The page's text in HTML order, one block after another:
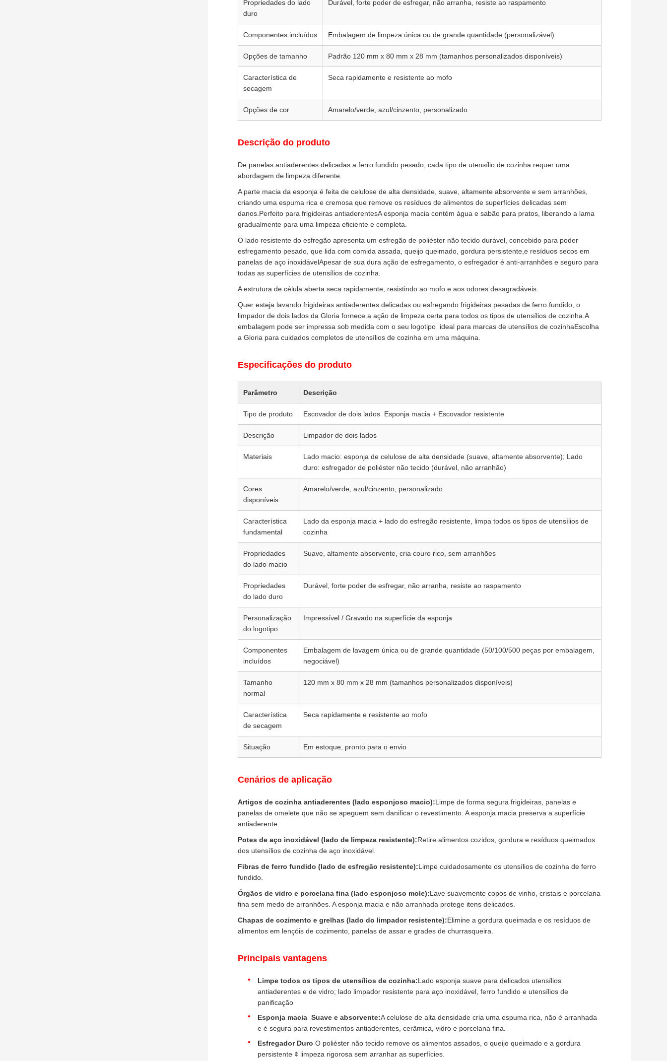
Propriedades do lado
duro
Durável, forte poder de esfregar, não arranha, resiste ao raspamento
Componentes incluídos Embalagem de limpeza única ou de grande quantidade (personalizável)
Opções de tamanho Padrão 120 mm x 80 mm x 28 mm (tamanhos personalizados disponíveis)
Característica de
secagem
Seca rapidamente e resistente ao mofo
Opções de cor Amarelo/verde, azul/cinzento, personalizado
Descrição do produto
De panelas antiaderentes delicadas a ferro fundido pesado, cada tipo de utensílio de cozinha requer uma
abordagem de limpeza diferente.
A parte macia da esponja é feita de celulose de alta densidade, suave, altamente absorvente e sem arranhões,
criando uma espuma rica e cremosa que remove os resíduos de alimentos de superfícies delicadas sem
danos.Perfeito para frigideiras antiaderentesA esponja macia contém água e sabão para pratos, liberando a lama
gradualmente para uma limpeza eficiente e completa.
O lado resistente do esfregão apresenta um esfregão de poliéster não tecido durável, concebido para poder
esfregamento pesado, que lida com comida assada, queijo queimado, gordura persistente,e resíduos secos em
panelas de aço inoxidávelApesar de sua dura ação de esfregamento, o esfregador é anti-arranhões e seguro para
todas as superfícies de utensílios de cozinha.
A estrutura de célula aberta seca rapidamente, resistindo ao mofo e aos odores desagradáveis.
Quer esteja lavando frigideiras antiaderentes delicadas ou esfregando frigideiras pesadas de ferro fundido, o
limpador de dois lados da Gloria fornece a ação de limpeza certa para todos os tipos de utensílios de cozinha.A
embalagem pode ser impressa sob medida com o seu logotipo ️ ideal para marcas de utensílios de cozinhaEscolha
a Gloria para cuidados completos de utensílios de cozinha em uma máquina.
Especificações do produto
Parâmetro Descrição
Tipo de produto Escovador de dois lados ️ Esponja macia + Escovador resistente
Descrição Limpador de dois lados
Materiais
Lado macio: esponja de celulose de alta densidade (suave, altamente absorvente); Lado
duro: esfregador de poliéster não tecido (durável, não arranhão)
Cores
disponíveis
Amarelo/verde, azul/cinzento, personalizado
Característica
fundamental
Lado da esponja macia + lado do esfregão resistente, limpa todos os tipos de utensílios de
cozinha
Propriedades
do lado macio
Suave, altamente absorvente, cria couro rico, sem arranhões
Propriedades
do lado duro
Durável, forte poder de esfregar, não arranha, resiste ao raspamento
Personalização
do logotipo
Impressível / Gravado na superfície da esponja
Componentes
incluídos
Embalagem de lavagem única ou de grande quantidade (50/100/500 peças por embalagem,
negociável)
Tamanho
normal
120 mm x 80 mm x 28 mm (tamanhos personalizados disponíveis)
Característica
de secagem
Seca rapidamente e resistente ao mofo
Situação Em estoque, pronto para o envio
Cenários de aplicação
Artigos de cozinha antiaderentes (lado esponjoso macio):Limpe de forma segura frigideiras, panelas e
panelas de omelete que não se apeguem sem danificar o revestimento. A esponja macia preserva a superfície
antiaderente.
Potes de aço inoxidável (lado de limpeza resistente):Retire alimentos cozidos, gordura e resíduos queimados
dos utensílios de cozinha de aço inoxidável.
Fibras de ferro fundido (lado de esfregão resistente):Limpe cuidadosamente os utensílios de cozinha de ferro
fundido.
Órgãos de vidro e porcelana fina (lado esponjoso mole):Lave suavemente copos de vinho, cristais e porcelana
fina sem medo de arranhões. A esponja macia e não arranhada protege itens delicados.
Chapas de cozimento e grelhas (lado do limpador resistente):Elimine a gordura queimada e os resíduos de
alimentos em lençóis de cozimento, panelas de assar e grades de churrasqueira.
Principais vantagens
Limpe todos os tipos de utensílios de cozinha:Lado esponja suave para delicados utensílios
antiaderentes e de vidro; lado limpador resistente para aço inoxidável, ferro fundido e utensílios de
panificação
Esponja macia ️ Suave e absorvente:A celulose de alta densidade cria uma espuma rica, não é arranhada
e é segura para revestimentos antiaderentes, cerâmica, vidro e porcelana fina.
Esfregador Duro O poliéster não tecido remove os alimentos assados, o queijo queimado e a gordura
persistente ¢ limpeza rigorosa sem arranhar as superfícies.